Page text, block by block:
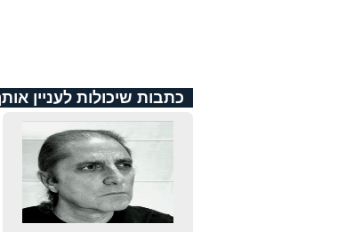
כתבות שיכולות לעניין